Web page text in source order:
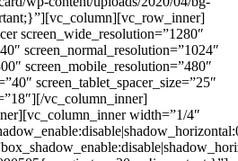
screen_wide_resolution=”1280″
screen_normal_resolution=”1024″
screen_mobile_resolution=”480″
screen_tablet_spacer_size=”25″
vc_column_inner]
width=”1/4″